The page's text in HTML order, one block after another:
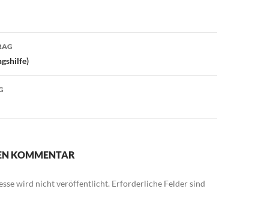
KOMMENTAR
wird nicht veröffentlicht. Erforderliche Felder sind